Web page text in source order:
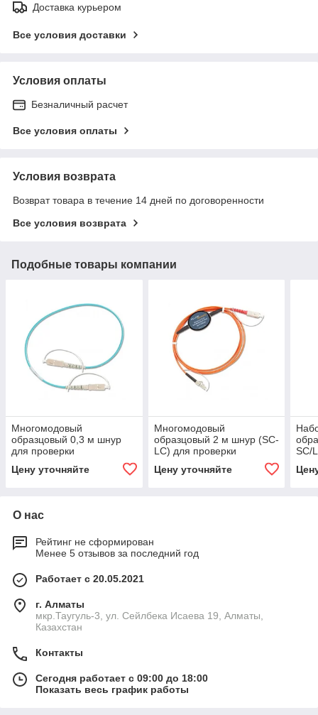
Доставка курьером
Все условия доставки
Условия оплаты
Безналичный расчет
Все условия оплаты
Условия возврата
Возврат товара в течение 14 дней по договоренности
Все условия возврата
Подобные товары компании
Многомодовый
образцовый 0,3 м шнур
для проверки
оконцованных разъёмом
SC 50µm волокон Fluke
Цену уточняйте
Многомодовый
образцовый 2 м шнур (SC-
LC) для проверки
оконцованных разъёмом
LC 62,5µm волокон Fluke
Цену уточняйте
SC/
О нас
Рейтинг не сформирован
Менее 5 отзывов за последний год
Работает с 20.05.2021
г. Алматы
мкр.Таугуль-3, ул. Сейлбека Исаева 19, Алматы,
Казахстан
Контакты
Сегодня работает с 09:00 до 18:00
Показать весь график работы